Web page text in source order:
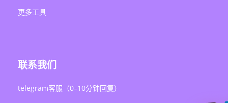
更多工具
联系我们
telegram客服（0–10分钟回复）